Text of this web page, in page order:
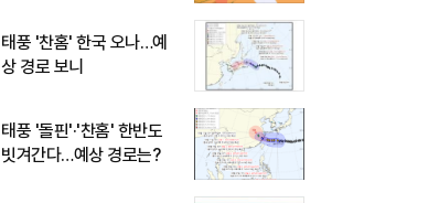
태풍 '찬홈' 한국 오나…예
상 경로 보니
태풍 '돌핀'·'찬홈' 한반도
빗겨간다…예상 경로는?